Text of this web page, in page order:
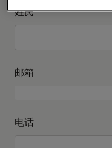
姓氏
邮箱
电话